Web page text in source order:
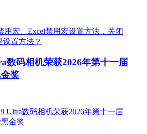
数码相机荣获2026年第十一届
奖